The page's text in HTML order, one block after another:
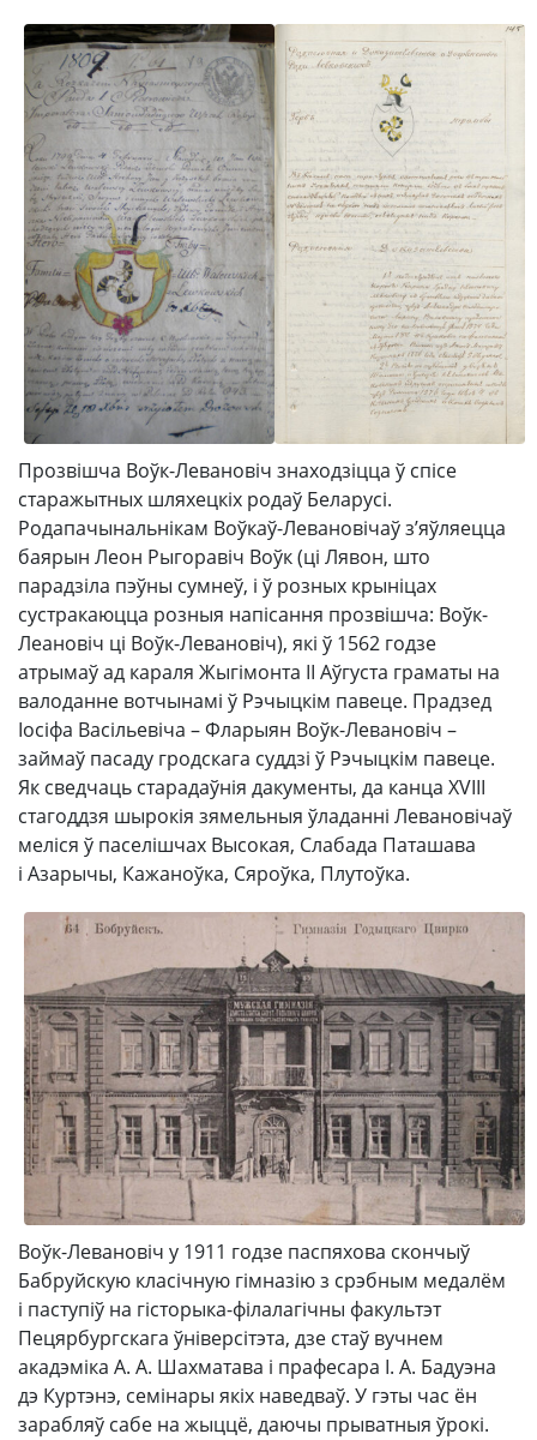
Прозвішча Воўк-Левановіч знаходзіцца ў спісе
старажытных шляхецкіх родаў Беларусі.
Родапачынальнікам Воўкаў-Левановічаў з’яўляецца
баярын Леон Рыгоравіч Воўк (ці Лявон, што
парадзіла пэўны сумнеў, і ў розных крыніцах
сустракаюцца розныя напісання прозвішча: Воўк-
Леановіч ці Воўк-Левановіч), які ў 1562 годзе
атрымаў ад караля Жыгімонта ІІ Аўгуста граматы на
валоданне вотчынамі ў Рэчыцкім павеце. Прадзед
Іосіфа Васільевіча – Фларыян Воўк-Левановіч –
займаў пасаду гродскага суддзі ў Рэчыцкім павеце.
Як сведчаць старадаўнія дакументы, да канца XVIII
стагоддзя шырокія зямельныя ўладанні Левановічаў
меліся ў паселішчах Высокая, Слабада Паташава
і Азарычы, Кажаноўка, Сяроўка, Плутоўка.
Воўк-Левановіч у 1911 годзе паспяхова скончыў
Бабруйскую класічную гімназію з срэбным медалём
і паступіў на гісторыка-філалагічны факультэт
Пецярбургскага ўніверсітэта, дзе стаў вучнем
акадэміка А. А. Шахматава і прафесара І. А. Бадуэна
дэ Куртэнэ, семінары якіх наведваў. У гэты час ён
зарабляў сабе на жыццё, даючы прыватныя ўрокі.